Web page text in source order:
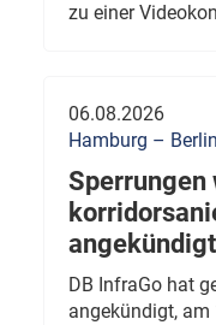
zu einer
06.08.2026
Hamburg – Berlin
Sperrungen
angekündigt
DB InfraGo hat
angekündigt,